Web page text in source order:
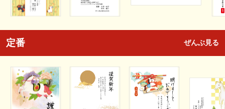
定番 ぜんぶ見る